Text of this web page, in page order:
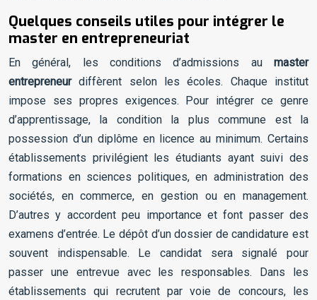
Quelques conseils utiles pour intégrer le
master en entrepreneuriat
En général, les conditions d’admissions au master
entrepreneurdiffèrent selon les écoles. Chaque institut
impose ses propres exigences. Pour intégrer ce genre
d’apprentissage, la condition la plus commune est la
possession d’un diplôme en licence au minimum. Certains
établissements privilégient les étudiants ayant suivi des
formations en sciences politiques, en administration des
sociétés, en commerce, en gestion ou en management.
D’autres y accordent peu importance et font passer des
examens d’entrée. Le dépôt d’un dossier de candidature est
souvent indispensable. Le candidat sera signalé pour
passer une entrevue avec les responsables. Dans les
établissements qui recrutent par voie de concours, les